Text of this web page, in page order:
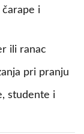
čarape i
ili ranac
pri pranju
studente i